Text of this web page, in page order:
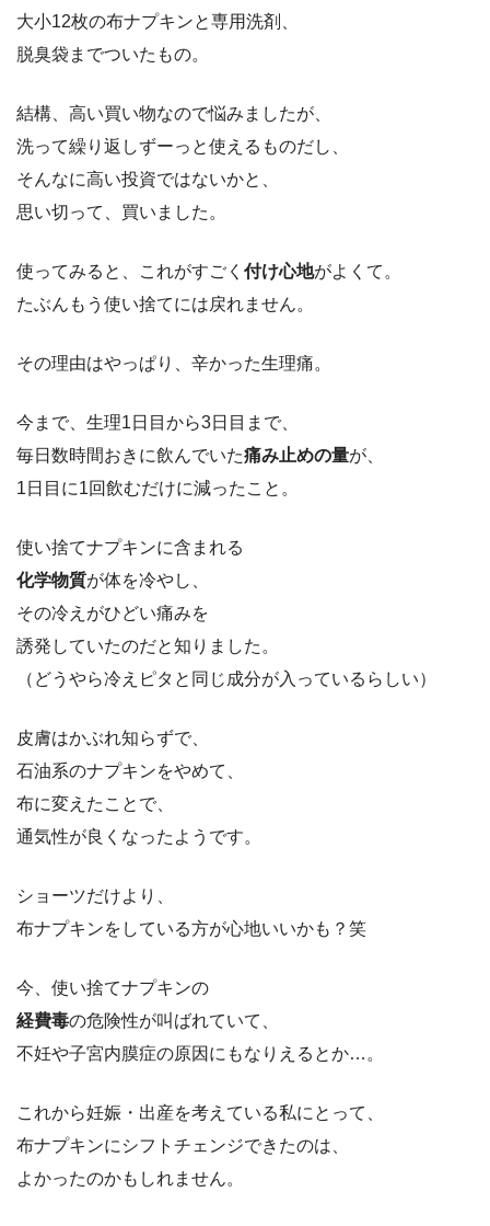
大小12枚の布ナプキンと専用洗剤、
脱臭袋までついたもの。
結構、高い買い物なので悩みましたが、
洗って繰り返しずーっと使えるものだし、
そんなに高い投資ではないかと、
思い切って、買いました。
使ってみると、これがすごく 付け心地がよくて。
たぶんもう使い捨てには戻れません。
その理由はやっぱり、辛かった生理痛。
今まで、生理1日目から3日目まで、
毎日数時間おきに飲んでいた痛み止めの量が、
1日目に1回飲むだけに減ったこと。
使い捨てナプキンに含まれる
化学物質が体を冷やし、
その冷えがひどい痛みを
誘発していたのだと知りました。
（どうやら冷えピタと同じ成分が入っているらしい）
皮膚はかぶれ知らずで、
石油系のナプキンをやめて、
布に変えたことで、
通気性が良くなったようです。
ショーツだけより、
布ナプキンをしている方が心地いいかも？笑
今、使い捨てナプキンの
経費毒の危険性が叫ばれていて、
不妊や子宮内膜症の原因にもなりえるとか…。
これから妊娠・出産を考えている私にとって、
布ナプキンにシフトチェンジできたのは、
よかったのかもしれません。